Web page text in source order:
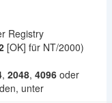
Registry
[OK] für NT/2000)
, 2048, 4096oder
unter